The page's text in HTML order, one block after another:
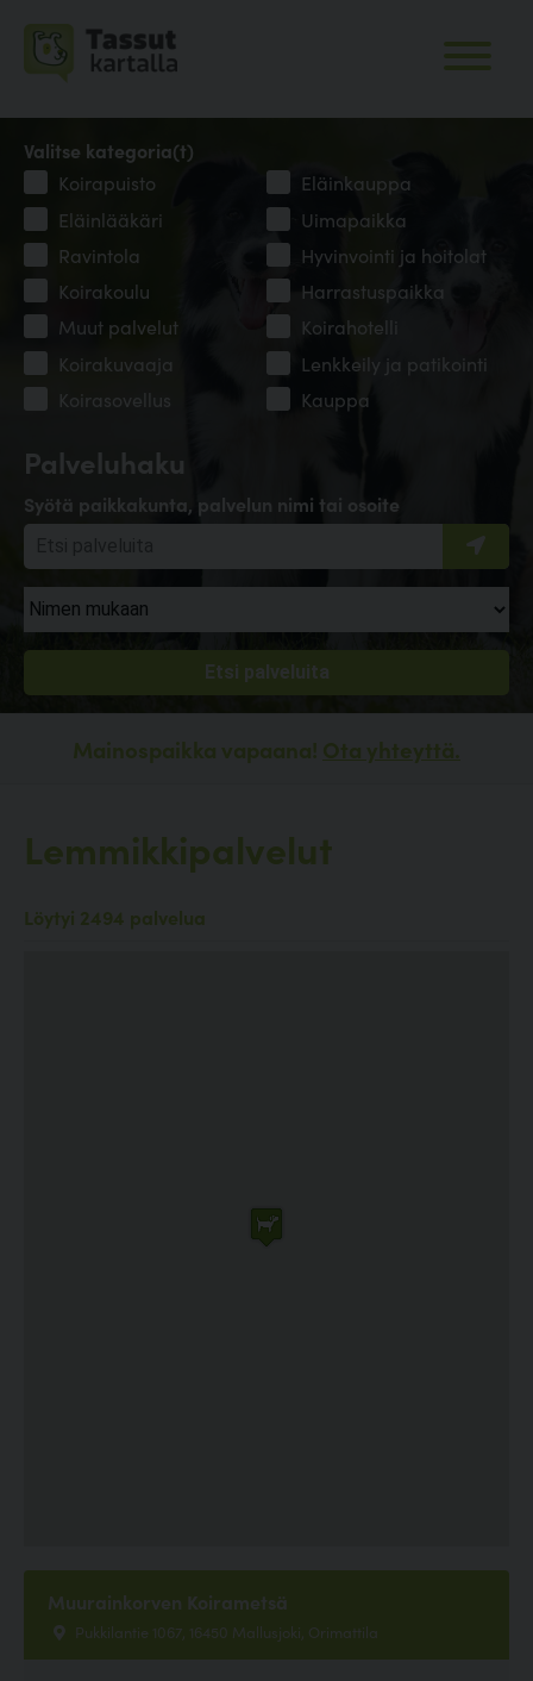
Palveluhaku
Syötä paikkakunta, palvelun nimi tai osoite
Valitse kategoria(t)
Koirapuisto
Eläinkauppa
Eläinlääkäri
Uimapaikka
Ravintola
Hyvinvointi ja hoitolat
Koirakoulu
Harrastuspaikka
Muut palvelut
Koirahotelli
Koirakuvaaja
Lenkkeily ja patikointi
Koirasovellus
Kauppa
Mainospaikka vapaana! Ota yhteyttä.
Lemmikkipalvelut
Löytyi 2494 palvelua
Muurainkorven Koirametsä
Pukkilantie 1067, 16450 Mallusjoki, Orimattila